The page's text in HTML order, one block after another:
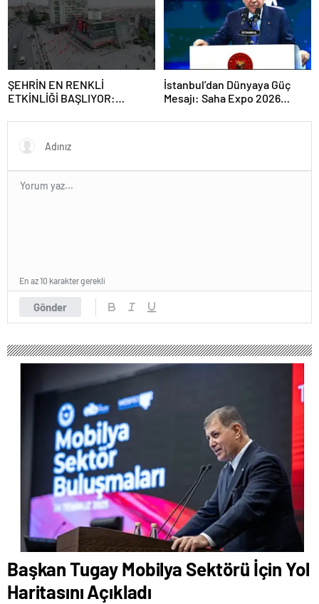
ŞEHRİN EN RENKLİ
ETKİNLİĞİ BAŞLIYOR:
FESTİVALİ” HEYECANI
GAZİOSMANPAŞA’DA
YAŞANACAK
İstanbul’dan Dünyaya Güç
Mesajı: Saha Expo 2026
Gönder
En az 10 karakter gerekli
Başkan Tugay Mobilya Sektörü İçin Yol
Haritasını Açıkladı